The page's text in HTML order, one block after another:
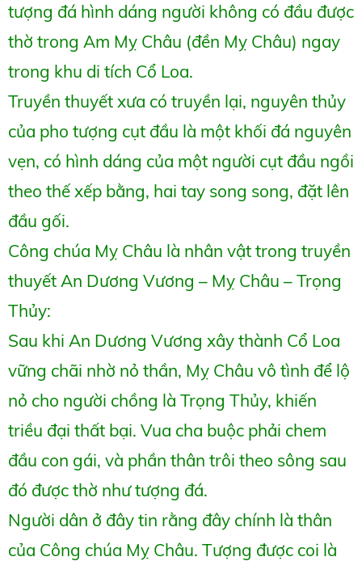
tượng đá hình dáng người không có đầu được
thờ trong Am Mỵ Châu (đền Mỵ Châu) ngay
trong khu di tích Cổ Loa.
Truyền thuyết xưa có truyền lại, nguyên thủy
của pho tượng cụt đầu là một khối đá nguyên
vẹn, có hình dáng của một người cụt đầu ngồi
theo thế xếp bằng, hai tay song song, đặt lên
đầu gối.
Công chúa Mỵ Châu là nhân vật trong truyền
thuyết An Dương Vương – Mỵ Châu – Trọng
Thủy:
Sau khi An Dương Vương xây thành Cổ Loa
vững chãi nhờ nỏ thần, Mỵ Châu vô tình để lộ
nỏ cho người chồng là Trọng Thủy, khiến
triều đại thất bại. Vua cha buộc phải chem
đầu con gái, và phần thân trôi theo sông sau
đó được thờ như tượng đá.
Người dân ở đây tin rằng đây chính là thân
của Công chúa Mỵ Châu. Tượng được coi là